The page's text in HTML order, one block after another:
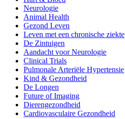
Neurologie
Animal Health
Gezond Leven
Leven met een chronische ziekte
De Zintuigen
Aandacht voor Neurologie
Clinical Trials
Pulmonale Arteriële Hypertensie
Kind & Gezondheid
De Longen
Future of Imaging
Dierengezondheid
Cardiovasculaire Gezondheid